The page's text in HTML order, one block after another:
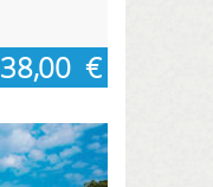
38,00 €